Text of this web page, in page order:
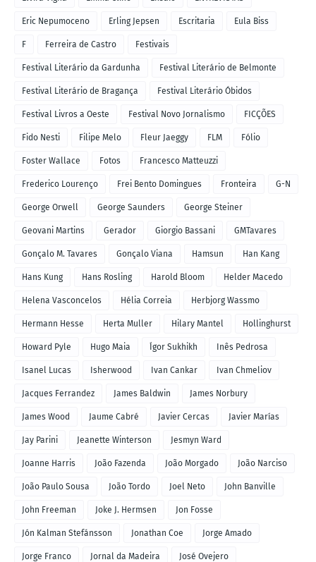
Eric Nepumoceno Erling Jepsen Escritaria Eula Biss
F Ferreira de Castro Festivais
Festival Literário da Gardunha Festival Literário de Belmonte
Festival Literário de Bragança Festival Literário Óbidos
Festival Livros a Oeste Festival Novo Jornalismo FICÇÕES
Fido Nesti Filipe Melo Fleur Jaeggy FLM Fólio
Foster Wallace Fotos Francesco Matteuzzi
Frederico Lourenço Frei Bento Domingues Fronteira G-N
George Orwell George Saunders George Steiner
Geovani Martins Gerador Giorgio Bassani GMTavares
Gonçalo M. Tavares Gonçalo Viana Hamsun Han Kang
Hans Kung Hans Rosling Harold Bloom Helder Macedo
Helena Vasconcelos Hélia Correia Herbjorg Wassmo
Hermann Hesse Herta Muller Hilary Mantel Hollinghurst
Howard Pyle Hugo Maia Ígor Sukhikh Inês Pedrosa
Isanel Lucas Isherwood Ivan Cankar Ivan Chmeliov
Jacques Ferrandez James Baldwin James Norbury
James Wood Jaume Cabré Javier Cercas Javier Marías
Jay Parini Jeanette Winterson Jesmyn Ward
Joanne Harris João Fazenda João Morgado João Narciso
João Paulo Sousa João Tordo Joel Neto John Banville
John Freeman Joke J. Hermsen Jon Fosse
Jón Kalman Stefánsson Jonathan Coe Jorge Amado
Jorge Franco Jornal da Madeira José Ovejero